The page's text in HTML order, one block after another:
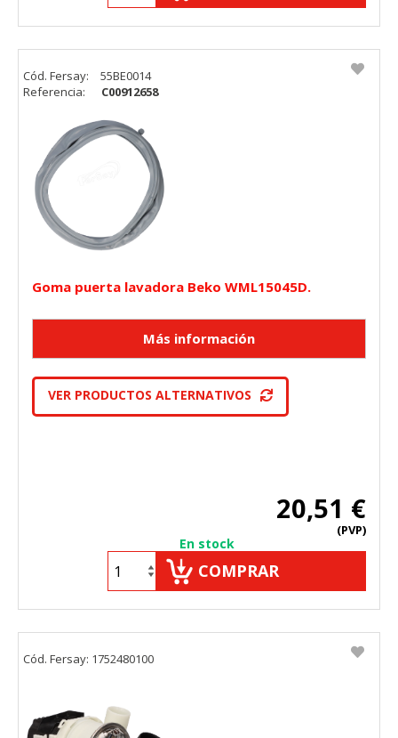
Goma puerta lavadora Beko WML15045D.
VER PRODUCTOS ALTERNATIVOS
20,51 €
(PVP)
En stock
COMPRAR
Cód. Fersay:
55BE0014
Referencia:
C00912658
Cód. Fersay: 1752480100